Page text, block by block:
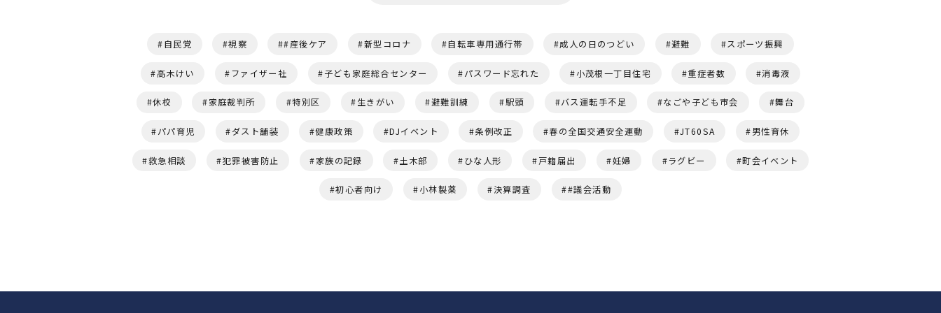
自民党 視察 #産後ケア 新型コロナ 自転車専用通行帯 成人の日のつどい 避難 スポーツ振興
高木けい ファイザー社 子ども家庭総合センター パスワード忘れた 小茂根一丁目住宅 重症者数 消毒液
休校 家庭裁判所 特別区 生きがい 避難訓練 駅頭 バス運転手不足 なごや子ども市会 舞台
パパ育児 ダスト舗装 健康政策 DJイベント 条例改正 春の全国交通安全運動 JT60SA 男性育休
救急相談 犯罪被害防止 家族の記録 土木部 ひな人形 戸籍届出 妊婦 ラグビー 町会イベント
初心者向け 小林製薬 決算調査 #議会活動